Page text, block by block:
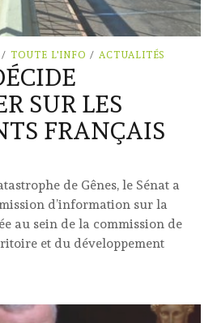
/ TOUTE L'INFO / ACTUALITÉS
SUR LES
FRANÇAIS
de Gênes, le Sénat a
d’information sur la
au sein de la commission de
et du développement